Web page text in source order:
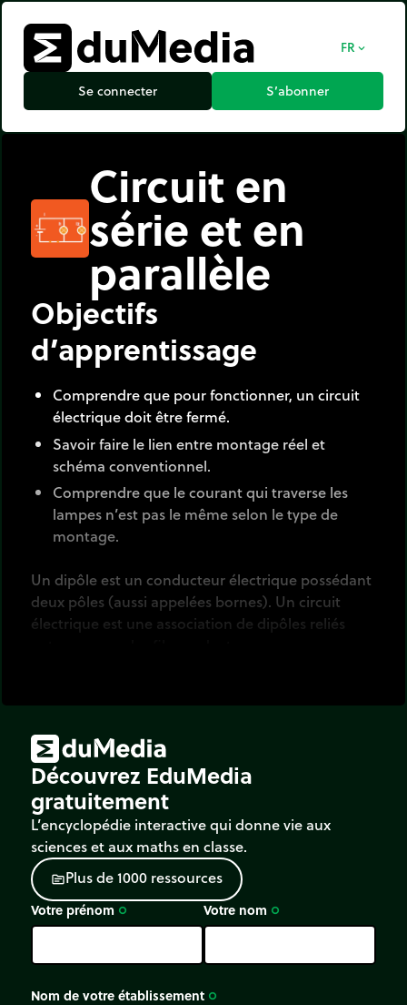
FR expand_more
Se connecter S’abonner
Circuit en
série et en
parallèle
Objectifs
d’apprentissage
Comprendre que pour fonctionner, un circuit
électrique doit être fermé.
Savoir faire le lien entre montage réel et
schéma conventionnel.
Comprendre que le courant qui traverse les
lampes n’est pas le même selon le type de
montage.
Un dipôle est un conducteur électrique possédant
deux pôles (aussi appelées bornes). Un circuit
électrique est une association de dipôles reliés
que l'un des dipôles soit une source (un
Deux dipôles sont en sériequand ils ont une et
une seule borne en commun et qu'entre ces
bornes communes, il n'y a aucun
embranchement vers un autre dipôle.
Deux dipôles sont enparallèle
dérivation) si leurs deux paires de bornes sont
en commun.
Découvrez EduMedia
gratuitement
L’encyclopédie interactive qui donne vie aux
sciences et aux maths en classe.
sourcePlusde1000 ressources
Votre prénom trip_origin Votre nom trip_origin
Nom de votre établissement trip_origin